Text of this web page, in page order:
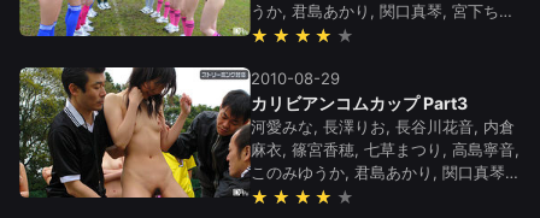
うか, 君島あかり, 関口真琴, 宮下ちは
る, 南野リカ, 長澤りお, 河愛みな
★★★★
2010-08-29
カリビアンコムカップ Part3
河愛みな, 長澤りお, 長谷川花音, 内倉
麻衣, 篠宮香穂, 七草まつり, 高島寧音,
このみゆうか, 君島あかり, 関口真琴,
宮下ちはる, 南野リカ, 知念仁絵
★★★★